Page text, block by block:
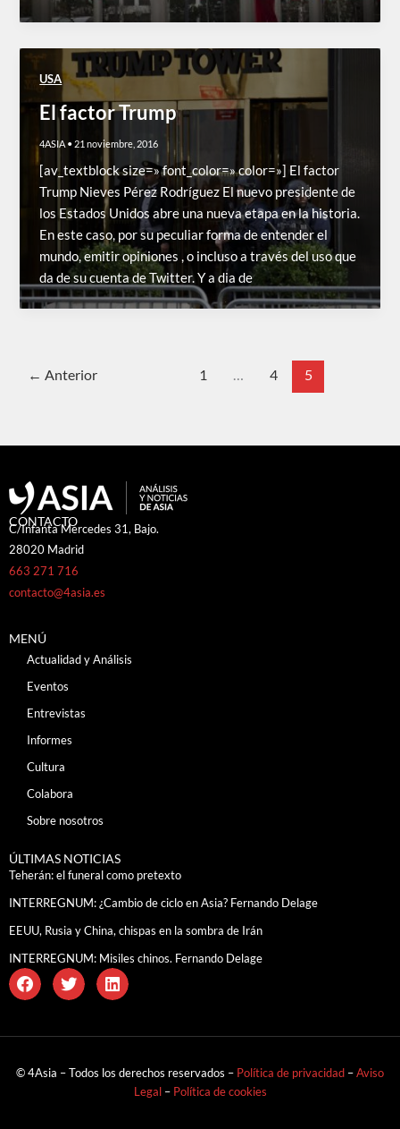
USA
El factor Trump
4ASIA • 21 noviembre, 2016
[av_textblock size=» font_color=» color=»] El factor
Trump Nieves Pérez Rodríguez El nuevo presidente de
los Estados Unidos abre una nueva etapa en la historia.
En este caso, por su peculiar forma de entender el
mundo, emitir opiniones , o incluso a través del uso que
da de su cuenta de Twitter. Y a dia de
← Anterior 1 … 4 5
CONTACTO
C/Infanta Mercedes 31, Bajo.
28020 Madrid
663 271 716
contacto@4asia.es
MENÚ
Actualidad y Análisis
Eventos
Entrevistas
Informes
Cultura
Colabora
Sobre nosotros
ÚLTIMAS NOTICIAS
Teherán: el funeral como pretexto
INTERREGNUM: ¿Cambio de ciclo en Asia? Fernando Delage
EEUU, Rusia y China, chispas en la sombra de Irán
INTERREGNUM: Misiles chinos. Fernando Delage
© 4Asia – Todos los derechos reservados – Política de privacidad –Aviso
Legal – Política de cookies